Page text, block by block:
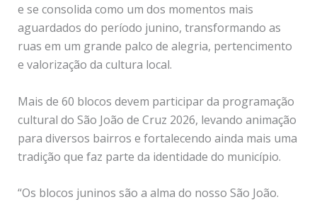
e se consolida como um dos momentos mais
aguardados do período junino, transformando as
ruas em um grande palco de alegria, pertencimento
e valorização da cultura local.
Mais de 60 blocos devem participar da programação
cultural do São João de Cruz 2026, levando animação
para diversos bairros e fortalecendo ainda mais uma
tradição que faz parte da identidade do município.
“Os blocos juninos são a alma do nosso São João.